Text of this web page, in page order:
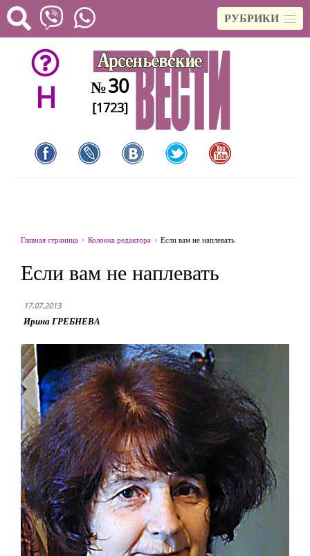
РУБРИКИ
H №30
[1723]
Главная страница Колонка редактора Если вам не наплевать
Если вам не наплевать
17.07.2013
Ирина ГРЕБНЕВА